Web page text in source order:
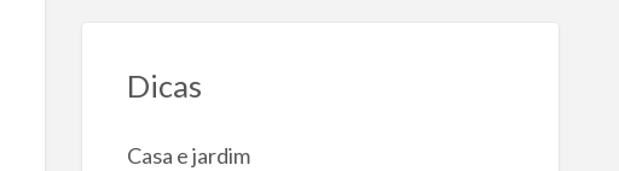
Dicas
Casa e jardim